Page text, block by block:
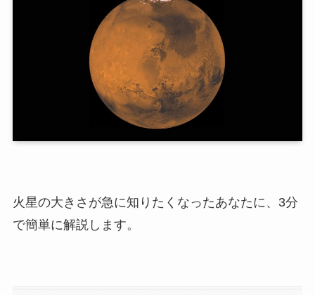
火星の大きさが急に知りたくなったあなたに、3分
で簡単に解説します。